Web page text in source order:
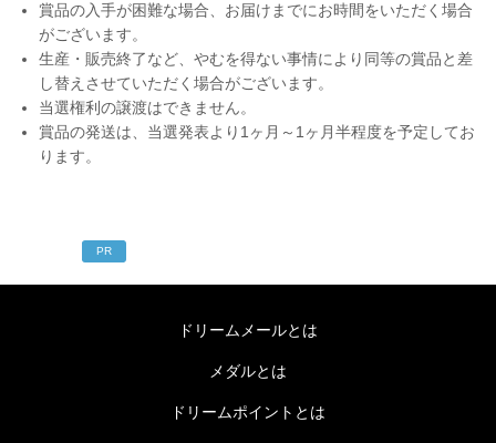
賞品の入手が困難な場合、お届けまでにお時間をいただく場合
がございます。
生産・販売終了など、やむを得ない事情により同等の賞品と差
し替えさせていただく場合がございます。
当選権利の譲渡はできません。
賞品の発送は、当選発表より1ヶ月～1ヶ月半程度を予定してお
ります。
PR
ドリームメールとは
メダルとは
ドリームポイントとは